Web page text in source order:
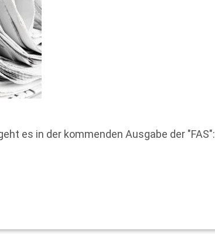
es in der kommenden Ausgabe der "FAS":